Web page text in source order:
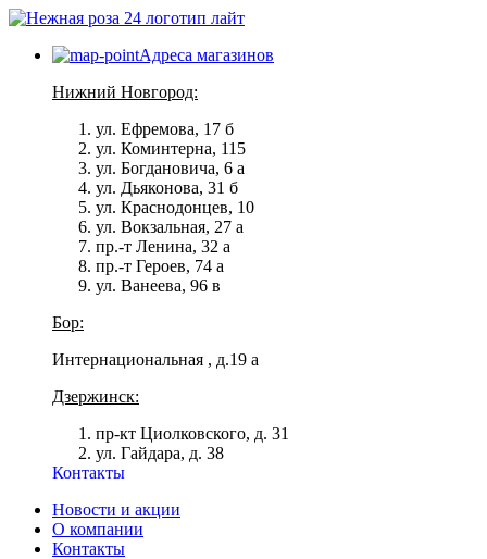
Адреса магазинов
Нижний Новгород:
ул. Ефремова, 17 б
ул. Коминтерна, 115
ул. Богдановича, 6 а
ул. Дьяконова, 31 б
ул. Краснодонцев, 10
ул. Вокзальная, 27 а
пр.-т Ленина, 32 а
пр.-т Героев, 74 а
ул. Ванеева, 96 в
Бор:
Интернациональная , д.19 а
Дзержинск:
пр-кт Циолковского, д. 31
ул. Гайдара, д. 38
Контакты
Новости и акции
О компании
Контакты